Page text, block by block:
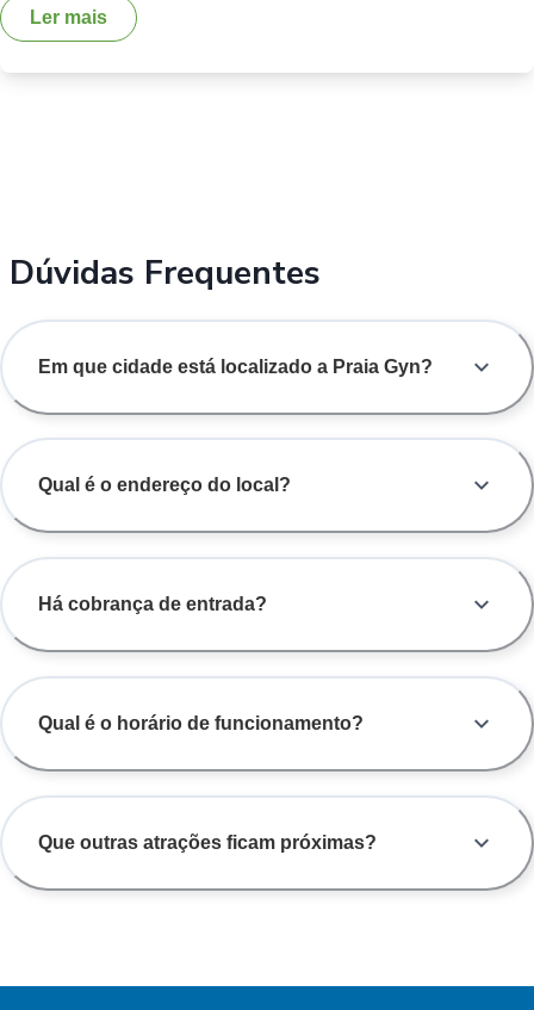
Ler mais
Dúvidas Frequentes
Em que cidade está localizado a Praia Gyn?
Qual é o endereço do local?
Há cobrança de entrada?
Qual é o horário de funcionamento?
Que outras atrações ficam próximas?